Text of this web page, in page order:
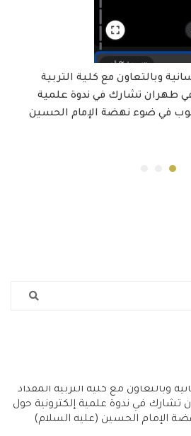
وبالتعاون مع كلية التربية
في طهران تشارك في ندوة علمية
في ضوء نهضة الإمام الحسين
وبالتعاون مع كلية التربية المقداد
تشارك في ندوة علمية إلكترونية حول
الإمام الحسين (عليه السلام)